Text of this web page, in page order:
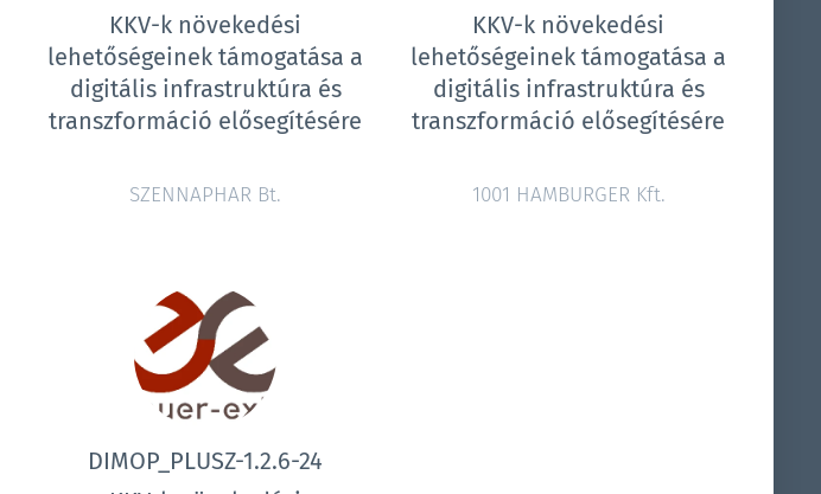
KKV-k növekedési
lehetőségeinek támogatása a
digitális infrastruktúra és
transzformáció elősegítésére
SZENNAPHAR Bt.
KKV-k növekedési
lehetőségeinek támogatása a
digitális infrastruktúra és
transzformáció elősegítésére
1001 HAMBURGER Kft.
DIMOP_PLUSZ-1.2.6-24